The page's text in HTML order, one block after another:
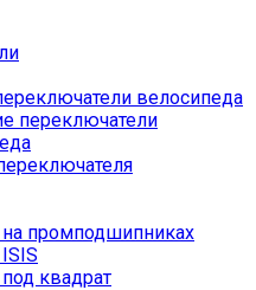
велосипеда
переключатели
на промподшипниках
квадрат